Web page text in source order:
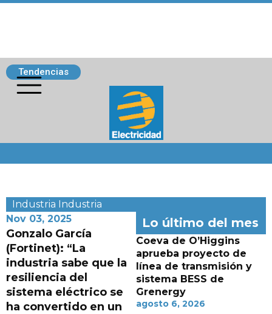
Tendencias
Industria Industria
Nov 03, 2025
Gonzalo García
(Fortinet): “La
industria sabe que la
resiliencia del
sistema eléctrico se
ha convertido en un
Lo último del mes
Coeva de O’Higgins
aprueba proyecto de
línea de transmisión y
sistema BESS de
Grenergy
agosto 6, 2026